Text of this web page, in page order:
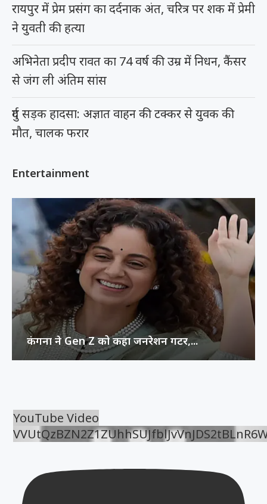
YouTube Video
रायपुर में प्रेम प्रसंग का दर्दनाक अंत, चरित्र पर शक में प्रेमी
ने युवती की हत्या
अभिनेता प्रदीप रावत का 74 वर्ष की उम्र में निधन, कैंसर
से जंग ली अंतिम सांस
दुर्ग सड़क हादसा: अज्ञात वाहन की टक्कर से युवक की
मौत, चालक फरार
Entertainment
कंगना ने Gen Z को कहा जनरेशन गटर,...